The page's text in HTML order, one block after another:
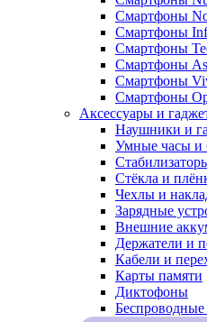
Смартфоны
Смартфоны
Смартфоны
Смартфоны
Смартфоны
Смартфоны
Аксессуары и
Наушники и
Умные часы и
Стёкла и
Чехлы и
Зарядные
Внешние
Держатели и
Кабели и
Карты памяти
Диктофоны
Беспроводные